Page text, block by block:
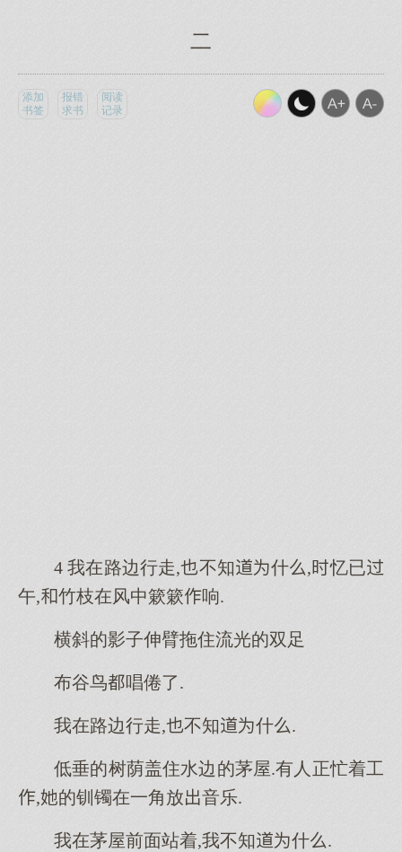
二
添加
书签
报错
求书
阅读
记录
4 我在路边行走,不知什,忆已
午,竹枝在风中簌簌响.
横斜的影子伸臂拖住流光的双足
布谷鸟唱倦了.
我在路边行走,不知什.
低垂的树荫盖住水边的茅屋.有人正忙着工
,的钏镯在一角放音乐.
我在茅屋前面站着,我不知什.